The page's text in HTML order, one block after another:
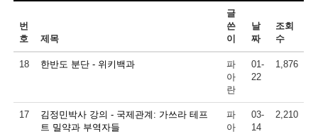
번
호
제목
글
쓴
이
날
짜
조회
수
18 한반도 분단 - 위키백과
파
아
란
01-
22
1,876
17
김정민박사 강의 - 국제관계: 가쓰라 테프
트 밀약과 부역자들
파
아
03-
14
2,210